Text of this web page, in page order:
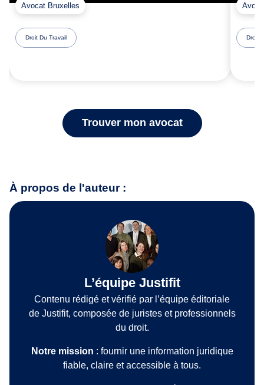
Avocat Bruxelles
Droit Du Travail Droit
Trouver mon avocat
À propos de l'auteur :
L’équipe Justifit
Contenu rédigé et vérifié par l’équipe éditoriale
de Justifit, composée de juristes et professionnels
du droit.
Notre mission : fournir une information juridique
fiable, claire et accessible à tous.